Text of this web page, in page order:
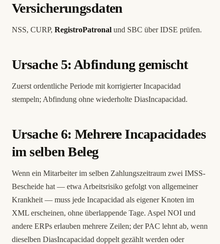
Versicherungsdaten
NSS, CURP, RegistroPatronal und SBC über IDSE prüfen.
Ursache 5: Abfindung gemischt
Zuerst ordentliche Periode mit korrigierter Incapacidad
stempeln; Abfindung ohne wiederholte DiasIncapacidad.
Ursache 6: Mehrere Incapacidades
im selben Beleg
Wenn ein Mitarbeiter im selben Zahlungszeitraum zwei IMSS-
Bescheide hat — etwa Arbeitsrisiko gefolgt von allgemeiner
Krankheit — muss jede Incapacidad als eigener Knoten im
XML erscheinen, ohne überlappende Tage. Aspel NOI und
andere ERPs erlauben mehrere Zeilen; der PAC lehnt ab, wenn
dieselben DiasIncapacidad doppelt gezählt werden oder